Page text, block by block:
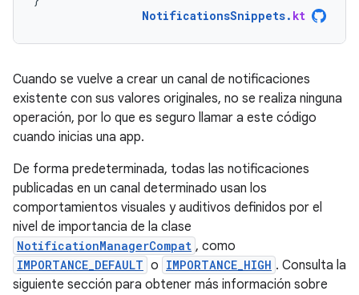
NotificationsSnippets. kt
Cuando se vuelve a crear un canal de notificaciones
existente con sus valores originales, no se realiza ninguna
operación, por lo que es seguro llamar a este código
cuando inicias una app.
De forma predeterminada, todas las notificaciones
publicadas en un canal determinado usan los
comportamientos visuales y auditivos definidos por el
nivel de importancia de la clase
NotificationManagerCompat , como
IMPORTANCE_DEFAULT o IMPORTANCE_HIGH . Consulta la
siguiente sección para obtener más información sobre